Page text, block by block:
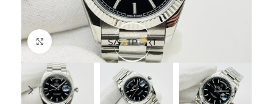
Büyütmek için tıklayın